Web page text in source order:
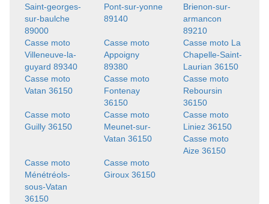
Saint-georges-
sur-baulche
89000
Pont-sur-yonne
89140
Brienon-sur-
armancon
89210
Casse moto
Villeneuve-la-
guyard 89340
Casse moto
Appoigny
89380
Casse moto La
Chapelle-Saint-
Laurian 36150
Casse moto
Vatan 36150
Casse moto
Fontenay
36150
Casse moto
Reboursin
36150
Casse moto
Guilly 36150
Casse moto
Meunet-sur-
Vatan 36150
Casse moto
Liniez 36150
Casse moto
Aize 36150
Casse moto
Ménétréols-
sous-Vatan
36150
Casse moto
Giroux 36150